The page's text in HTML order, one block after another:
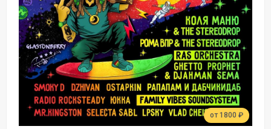
от 1800 ₽